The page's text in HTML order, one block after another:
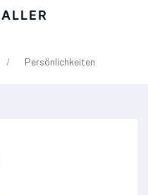
Persönlichkeiten